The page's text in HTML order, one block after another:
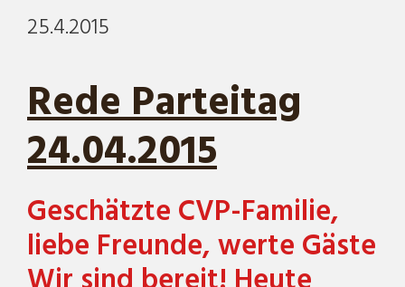
25.4.2015
Rede Parteitag
24.04.2015
Geschätzte CVP-Familie,
liebe Freunde, werte Gäste